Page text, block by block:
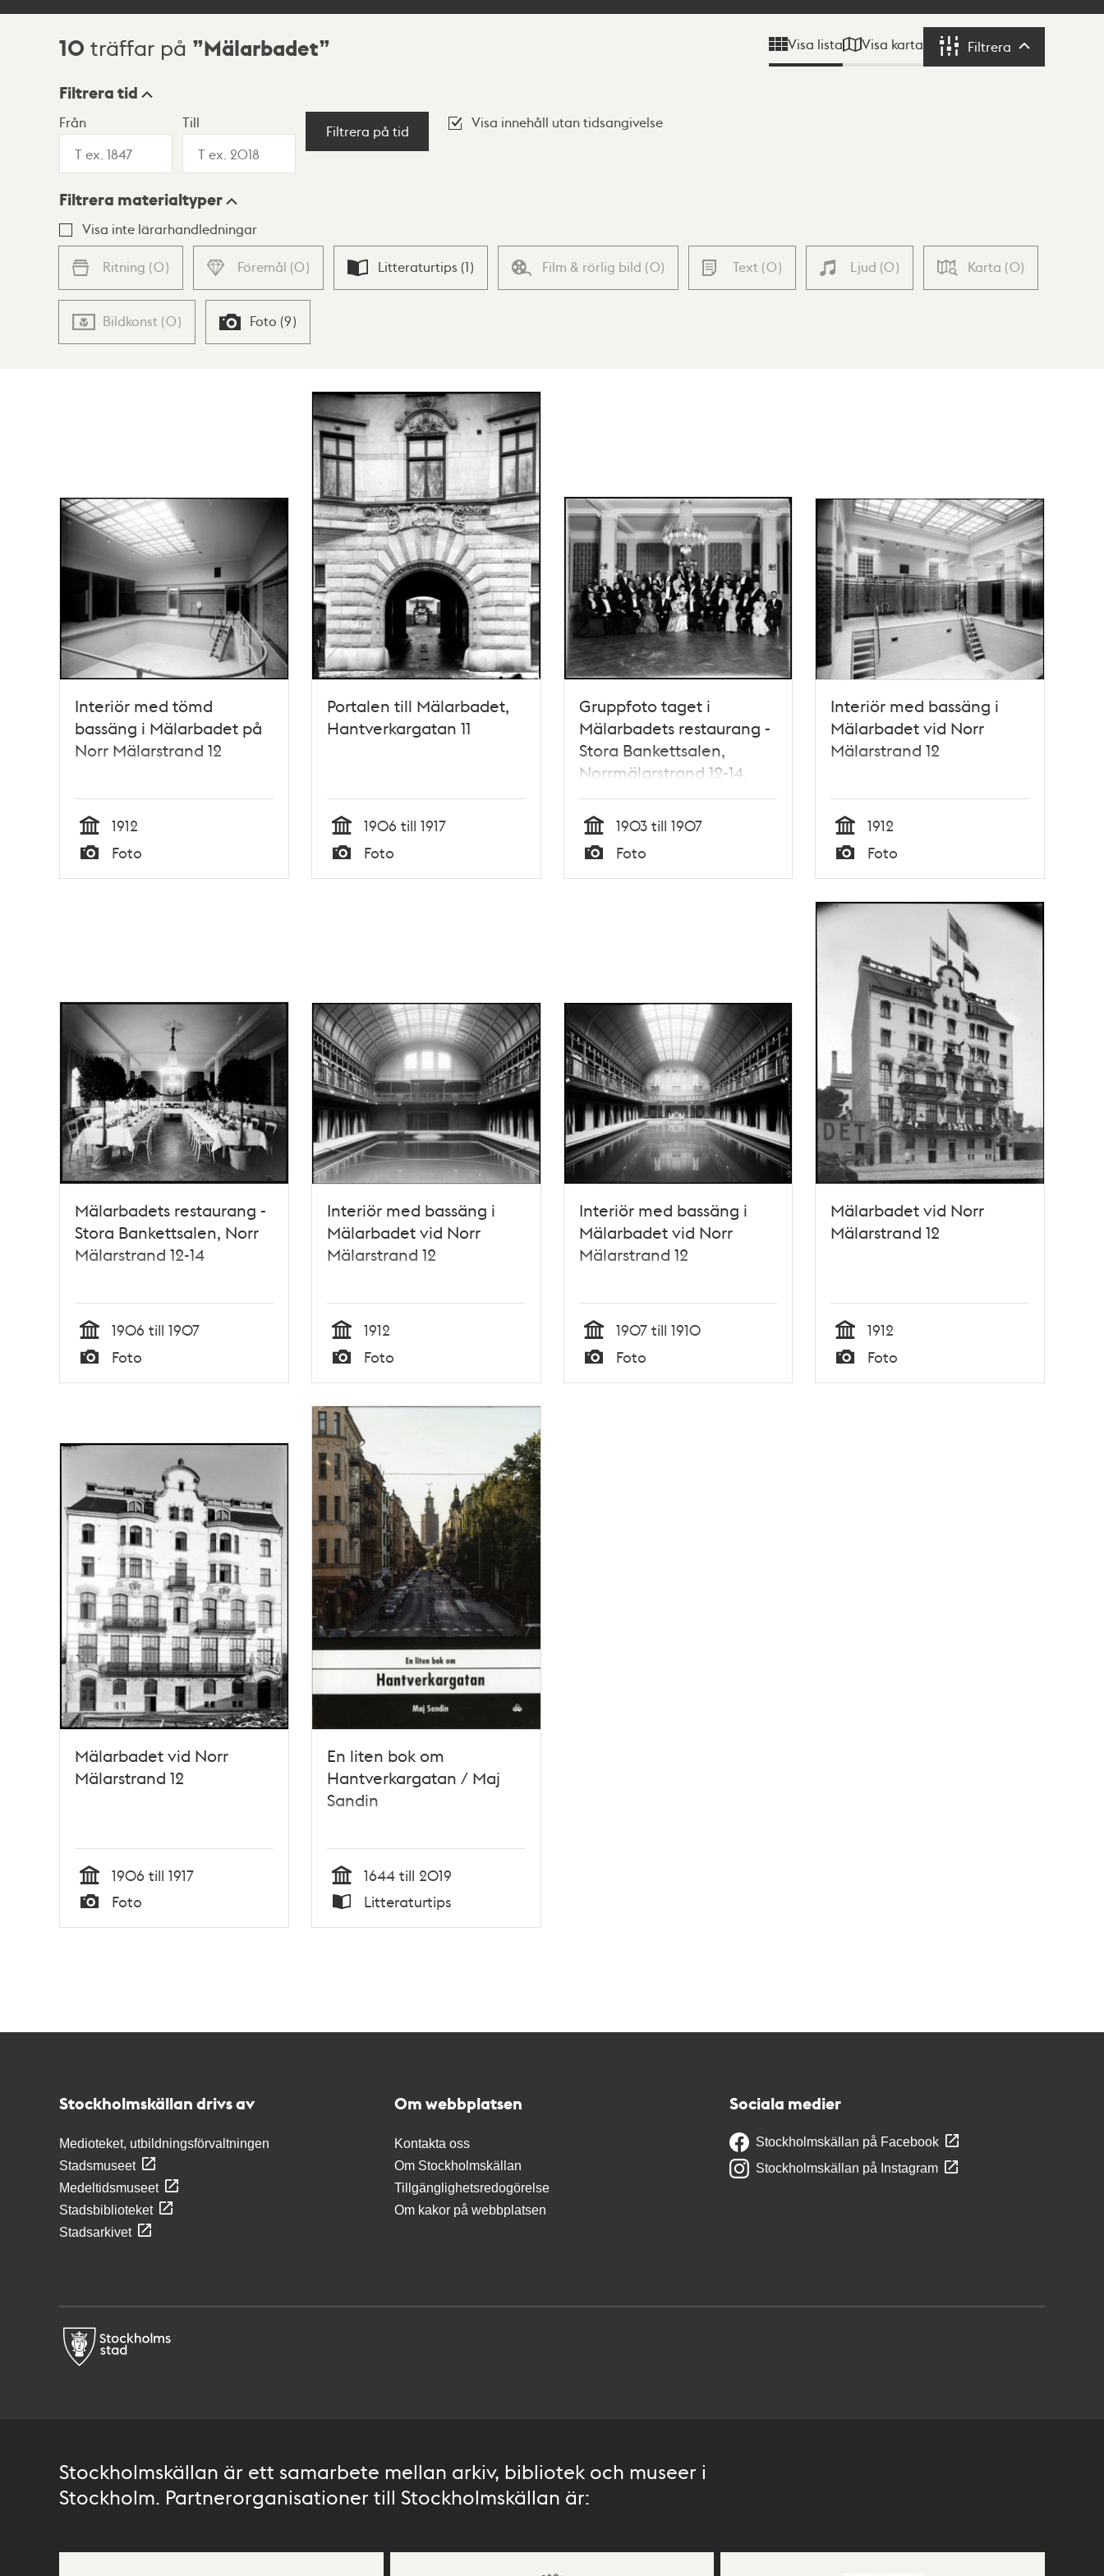
Sökresultat
10 träffar på Mälarbadet Visa lista Visa karta Filtrera Filtrera
Visningsläge
Lista Karta
Filtrera tid
Från Till
Filtrera på tid
Visa innehåll utan tidsangivelse
Filtrera materialtyper
Visa inte lärarhandledningar
Ritning (0) Föremål (0) Litteraturtips (1) Film & rörlig bild (0) Text (0) Ljud (0) Karta (0)
Bildkonst (0) Foto (9)
Interiör med tömd
bassäng i Mälarbadet på
Norr Mälarstrand 12
Tid
1912
Typ
Foto
Portalen till Mälarbadet,
Hantverkargatan 11
Tid
1906 till 1917
Typ
Foto
Gruppfoto taget i
Mälarbadets restaurang -
Stora Bankettsalen,
Norrmälarstrand 12-14.
Tid
1903 till 1907
Typ
Foto
Interiör med bassäng i
Mälarbadet vid Norr
Mälarstrand 12
Tid
1912
Typ
Foto
Mälarbadets restaurang -
Stora Bankettsalen, Norr
Mälarstrand 12-14
Tid
1906 till 1907
Typ
Foto
Interiör med bassäng i
Mälarbadet vid Norr
Mälarstrand 12
Tid
1912
Typ
Foto
Interiör med bassäng i
Mälarbadet vid Norr
Mälarstrand 12
Tid
1907 till 1910
Typ
Foto
Mälarbadet vid Norr
Mälarstrand 12
Tid
1912
Typ
Foto
Mälarbadet vid Norr
Mälarstrand 12
Tid
1906 till 1917
Typ
Foto
En liten bok om
Hantverkargatan / Maj
Sandin
Tid
1644 till 2019
Typ
Litteraturtips
Stockholmskällan drivs av
Medioteket, utbildningsförvaltningen
Stadsmuseet
Medeltidsmuseet
Stadsbiblioteket
Stadsarkivet
Om webbplatsen
Kontakta oss
Om Stockholmskällan
Tillgänglighetsredogörelse
Om kakor på webbplatsen
Sociala medier
Stockholmskällan på Facebook
Stockholmskällan på Instagram
Stockholmskällan är ett samarbete mellan arkiv, bibliotek och museer i
Stockholm. Partnerorganisationer till Stockholmskällan är: